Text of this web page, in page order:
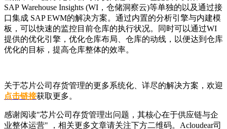
SAP Warehouse Insights (WI，仓储洞察云)等单独的以及通过接
口集成 SAP EWM的解决方案。通过内置的分析引擎与内建模
板，可以快速的监控目前仓库的执行状况。同时可以通过WI
提供的优化引擎，优化仓库布局、仓库的动线，以便达到仓库
优化的目标，提高仓库整体的效率。
关于芯片公司存货管理的更多系统化、详尽的解决方案，欢迎
点击链接获取更多。
感谢阅读"芯片公司存货管理出问题，其核心在于供应链与企
业整体运营" ，相关更多文章请关注下方二维码。Acloudear司